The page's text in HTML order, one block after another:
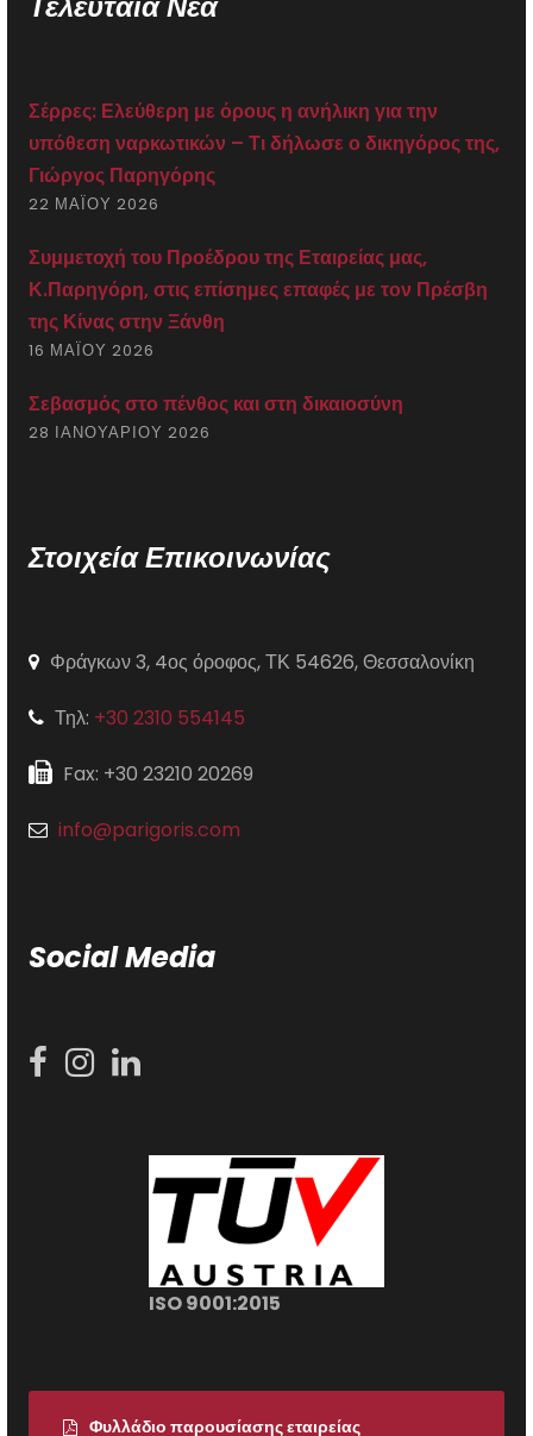
Σέρρες: Ελεύθερη με όρους η ανήλικη για την
υπόθεση ναρκωτικών – Τι δήλωσε ο δικηγόρος της,
Γιώργος Παρηγόρης
22 ΜΑΪ́ΟΥ 2026
Συμμετοχή του Προέδρου της Εταιρείας μας,
Κ.Παρηγόρη, στις επίσημες επαφές με τον Πρέσβη
της Κίνας στην Ξάνθη
16 ΜΑΪ́ΟΥ 2026
Σεβασμός στο πένθος και στη δικαιοσύνη
28 ΙΑΝΟΥΑΡΊΟΥ 2026
Στοιχεία Επικοινωνίας
Φράγκων 3, 4ος όροφος, ΤΚ 54626, Θεσσαλονίκη
Τηλ: +30 2310 554145
Fax: +30 23210 20269
info@parigoris.com
Social Media
ISO 9001:2015
Φυλλάδιο παρουσίασης εταιρείας